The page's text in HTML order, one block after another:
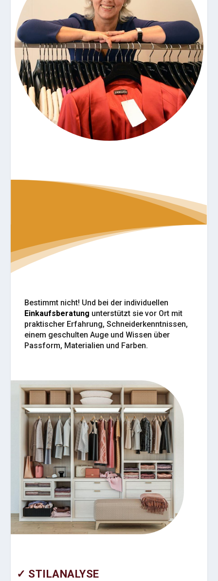
Bestimmt nicht! Und bei der individuellen
Einkaufsberatung unterstützt sie vor Ort mit
praktischer Erfahrung, Schneiderkenntnissen,
einem geschulten Auge und Wissen über
Passform, Materialien und Farben.
✓ STILANALYSE